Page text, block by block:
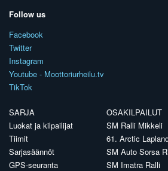
Follow us
Facebook
Twitter
Instagram
Youtube - Moottoriurheilu.tv
TikTok
SARJA
Luokat ja kilpailijat
Tiimit
Sarjasäännöt
GPS-seuranta
OSAKILPAILUT
SM Ralli Mikkeli
61. Arctic
SM Auto Sorsa
SM Imatra Ralli